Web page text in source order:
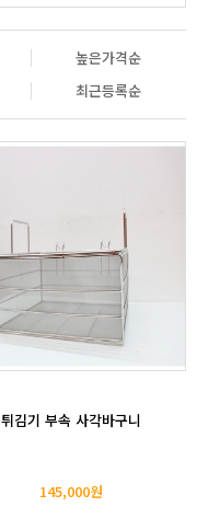
높은가격순
최근등록순
튀김기 부속 사각바구니
145,000원